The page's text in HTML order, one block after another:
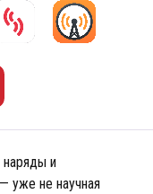
и
уже не научная